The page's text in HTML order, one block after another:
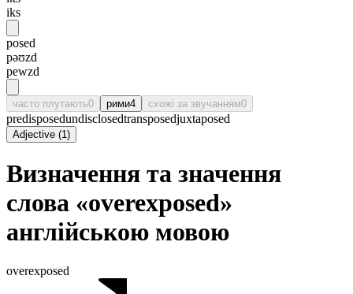
iks
posed
pəʊzd
pewzd
часто плутають0 рими4 схожі за звучанням0
predisposedundisclosedtransposedjuxtaposed
Adjective (1)
Визначення та значення
слова «overexposed»
англійською мовою
overexposed